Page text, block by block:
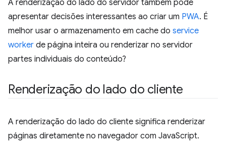
A renderização do lado do servidor também pode
apresentar decisões interessantes ao criar um PWA. É
melhor usar o armazenamento em cache do service
worker de página inteira ou renderizar no servidor
partes individuais do conteúdo?
Renderização do lado do cliente
A renderização do lado do cliente significa renderizar
páginas diretamente no navegador com JavaScript.